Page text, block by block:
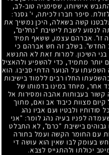
אישיותו, שסימניה טוב-לב,
סיפר חברו לכיתה, י' גסנר:
קשה בשאלה, היכן נמשיך את
לנסוע לשבת לישיבת "נחלים",
זו". אברהם עצמו, ששאף תמיד
החדש". בשלב זה חש אברהם כי
בני השיכון. למרות זאת לא התנשא
מתמיד, כדי להשפיע ולהאציל
השפעתו על הנוער הדתי סביבו. הוא
החלו רבים ללמוד בישיבות
אחר, מיוחד במינו בדמותו של
בעבותות אהבה ומסירות אל
קיום מצוות כיבוד אב ואם, מתוך
ולבטיו ועם אביו נהג
לפניו בעיה נהג לומר: "אני
גבוהים בישיבת "כרם", לא התבלט
עם החומר הקשה ועמל בתורה
בעומק לבו שאין הוא עושה די
יכולתו ולהתגייס לצבא.